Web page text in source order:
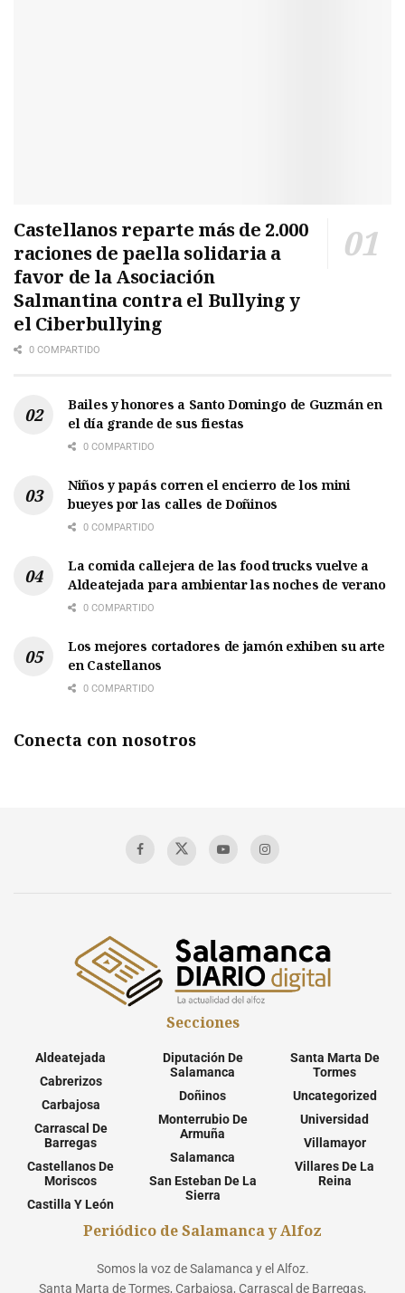
Castellanos reparte más de 2.000
raciones de paella solidaria a
favor de la Asociación
Salmantina contra el Bullying y
el Ciberbullying
0 COMPARTIDO
Bailes y honores a Santo Domingo de Guzmán en
el día grande de sus fiestas
0 COMPARTIDO
Niños y papás corren el encierro de los mini
bueyes por las calles de Doñinos
0 COMPARTIDO
La comida callejera de las food trucks vuelve a
Aldeatejada para ambientar las noches de verano
0 COMPARTIDO
Los mejores cortadores de jamón exhiben su arte
en Castellanos
0 COMPARTIDO
Conecta con nosotros
Secciones
Aldeatejada
Cabrerizos
Carbajosa
Carrascal De
Barregas
Castellanos De
Moriscos
Castilla Y León
Diputación De
Salamanca
Doñinos
Monterrubio De
Armuña
Salamanca
San Esteban De La
Sierra
Santa Marta De
Tormes
Uncategorized
Universidad
Villamayor
Villares De La
Reina
Periódico de Salamanca y Alfoz
Somos la voz de Salamanca y el Alfoz.
Santa Marta de Tormes, Carbajosa, Carrascal de Barregas,